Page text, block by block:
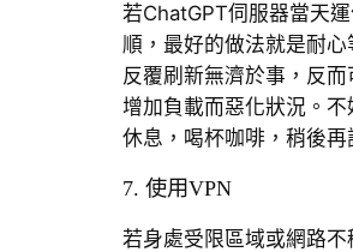
若ChatGPT伺服器當天
順，最好的做法就是耐心
反覆刷新無濟於事，反而
增加負載而惡化狀況。不
休息，喝杯咖啡，稍後再
7. 使用VPN
若身處受限區域或網路不